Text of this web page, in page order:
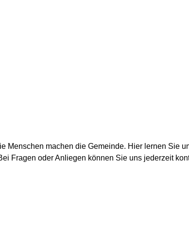
Menschen machen die Gemeinde. Hier lernen Sie
Fragen oder Anliegen können Sie uns jederzeit